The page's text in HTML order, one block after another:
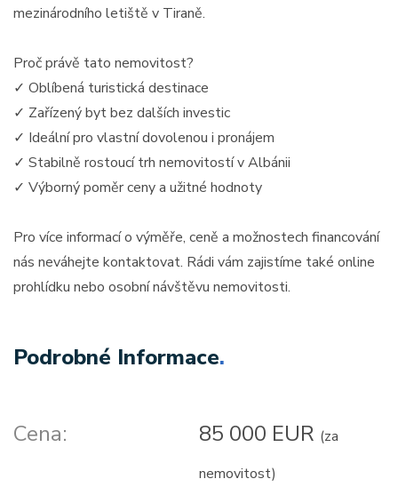
mezinárodního letiště v Tiraně.
Proč právě tato nemovitost?
✓ Oblíbená turistická destinace
✓ Zařízený byt bez dalších investic
✓ Ideální pro vlastní dovolenou i pronájem
✓ Stabilně rostoucí trh nemovitostí v Albánii
✓ Výborný poměr ceny a užitné hodnoty
Pro více informací o výměře, ceně a možnostech financování
nás neváhejte kontaktovat. Rádi vám zajistíme také online
prohlídku nebo osobní návštěvu nemovitosti.
Podrobné Informace.
Cena: 85 000 EUR (za
nemovitost)